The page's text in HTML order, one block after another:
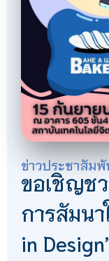
ข่าวประชาสัม
ขอเชิญช
การสัมนา
in